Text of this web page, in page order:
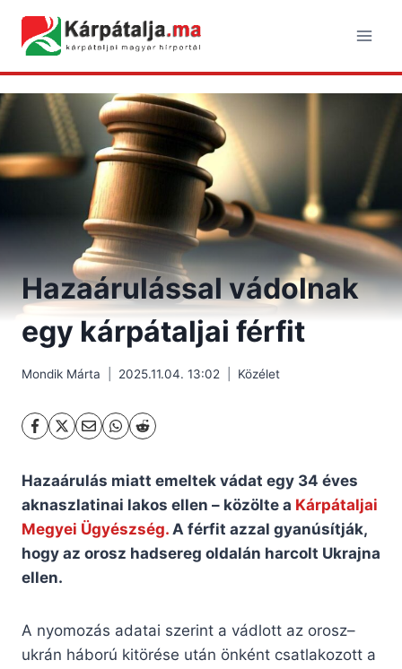
content
Hazaárulással vádolnak
egy kárpátaljai férfit
Mondik Márta 2025.11.04. 13:02 Közélet
Hazaárulás miatt emeltek vádat egy 34 éves
aknaszlatinai lakos ellen – közölte a Kárpátaljai
Megyei Ügyészség. A férfit azzal gyanúsítják,
hogy az orosz hadsereg oldalán harcolt Ukrajna
ellen.
A nyomozás adatai szerint a vádlott az orosz–
ukrán háború kitörése után önként csatlakozott a